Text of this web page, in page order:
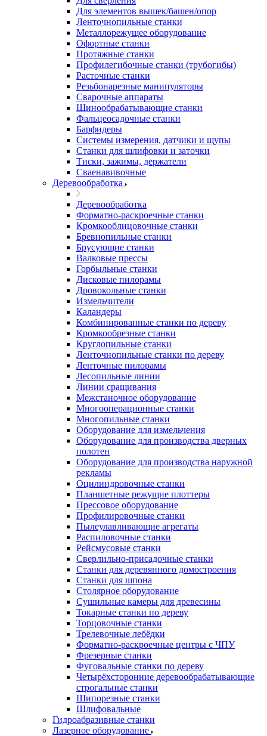
Для элементов вышек/башен/опор
Ленточнопильные станки
Металлорежущее оборудование
Офортные станки
Протяжные станки
Профилегибочные станки (трубогибы)
Расточные станки
Резьбонарезные манипуляторы
Сварочные аппараты
Шинообрабатывающие станки
Фальцеосадочные станки
Барфидеры
Системы измерения, датчики и щупы
Станки для шлифовки и заточки
Тиски, зажимы, держатели
Cваенавивочные
Деревообработка
Деревообработка
Форматно-раскроечные станки
Кромкооблицовочные станки
Бревнопильные станки
Брусующие станки
Валковые прессы
Горбыльные станки
Дисковые пилорамы
Дровокольные станки
Измельчители
Каландеры
Комбинированные станки по дереву
Кромкообрезные станки
Круглопильные станки
Ленточнопильные станки по дереву
Ленточные пилорамы
Лесопильные линии
Линии сращивания
Межстаночное оборудование
Многооперационные станки
Многопильные станки
Оборудование для измельчения
Оборудование для производства дверных
полотен
Оборудование для производства наружной
рекламы
Оцилиндровочные станки
Планшетные режущие плоттеры
Прессовое оборудование
Профилировочные станки
Пылеулавливающие агрегаты
Распиловочные станки
Рейсмусовые станки
Сверлильно-присадочные станки
Станки для деревянного домостроения
Станки для шпона
Столярное оборудование
Сушильные камеры для древесины
Токарные станки по дереву
Торцовочные станки
Трелевочные лебёдки
Форматно-раскроечные центры с ЧПУ
Фрезерные станки
Фуговальные станки по дереву
Четырёхсторонние деревообрабатывающие
строгальные станки
Шипорезные станки
Шлифовальные
Гидроабразивные станки
Лазерное оборудование